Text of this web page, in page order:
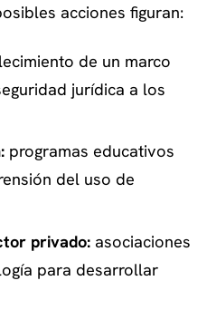
acciones figuran:
de un marco
jurídica a los
programas educativos
del uso de
privado:asociaciones
para desarrollar